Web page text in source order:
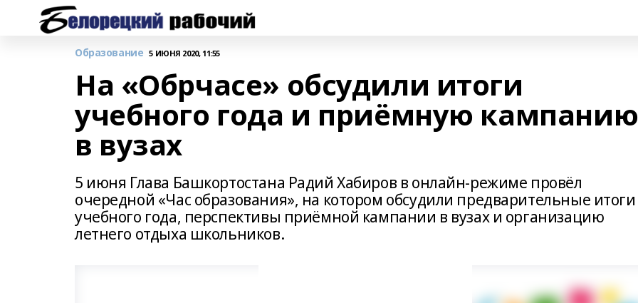
Образование 5 ИЮНЯ 2020, 11:55
На «Обрчасе» обсудили итоги
учебного года и приёмную кампанию
в вузах
5 июня Глава Башкортостана Радий Хабиров в онлайн-режиме провёл
очередной «Час образования», на котором обсудили предварительные итоги
учебного года, перспективы приёмной кампании в вузах и организацию
летнего отдыха школьников.